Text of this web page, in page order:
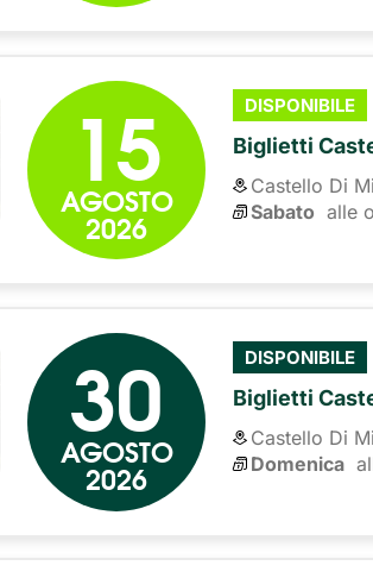
15
AGOSTO
2026
DISPONIBILE
Biglietti
Castello Di
Sabato alle
30
AGOSTO
2026
DISPONIBILE
Biglietti
Castello Di
Domenica